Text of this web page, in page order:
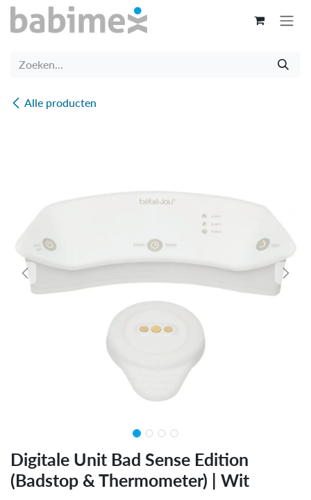
Overslaan naar inhoud
Alle producten
Digitale Unit Bad Sense Edition
(Badstop & Thermometer) | Wit